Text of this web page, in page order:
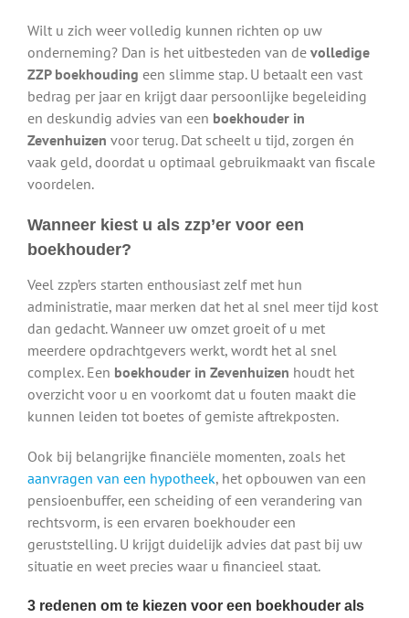
Wilt u zich weer volledig kunnen richten op uw
onderneming? Dan is het uitbesteden van de volledige
ZZP boekhouding een slimme stap. U betaalt een vast
bedrag per jaar en krijgt daar persoonlijke begeleiding
en deskundig advies van een boekhouder in
Zevenhuizen voor terug. Dat scheelt u tijd, zorgen én
vaak geld, doordat u optimaal gebruikmaakt van fiscale
voordelen.
Wanneer kiest u als zzp’er voor een
boekhouder?
Veel zzp’ers starten enthousiast zelf met hun
administratie, maar merken dat het al snel meer tijd kost
dan gedacht. Wanneer uw omzet groeit of u met
meerdere opdrachtgevers werkt, wordt het al snel
complex. Een boekhouder in Zevenhuizen houdt het
overzicht voor u en voorkomt dat u fouten maakt die
kunnen leiden tot boetes of gemiste aftrekposten.
Ook bij belangrijke financiële momenten, zoals het
aanvragen van een hypotheek, het opbouwen van een
pensioenbuffer, een scheiding of een verandering van
rechtsvorm, is een ervaren boekhouder een
geruststelling. U krijgt duidelijk advies dat past bij uw
situatie en weet precies waar u financieel staat.
3 redenen om te kiezen voor een boekhouder als